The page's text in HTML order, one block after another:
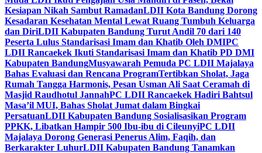
Kesiapan Nikah Sambut RamadanLDII Kota Bandung Dorong
Kesadaran Kesehatan Mental Lewat Ruang Tumbuh Keluarga
dan DiriLDII Kabupaten Bandung Turut Andil 70 dari 140
Peserta Lulus Standarisasi Imam dan Khatib Oleh DMIPC
LDII Rancaekek Ikuti Standarisasi Imam dan Khatib PD DMI
Kabupaten BandungMusyawarah Pemuda PC LDII Majalaya
Bahas Evaluasi dan Rencana ProgramTertibkan Sholat, Jaga
Rumah Tangga Harmonis, Pesan Usman Ali Saat Ceramah di
Masjid Raudhotul JannahPC LDII Rancaekek Hadiri Bahtsul
Masa’il MUI, Bahas Sholat Jumat dalam Bingkai
PersatuanLDII Kabupaten Bandung Sosialisasikan Program
PPKK, Libatkan Hampir 500 Ibu-ibu di CileunyiPC LDII
Majalaya Dorong Generasi Penerus Alim, Faqih, dan
Berkarakter LuhurLDII Kabupaten Bandung Tanamkan